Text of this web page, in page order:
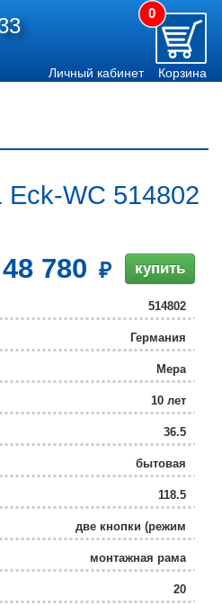
0
Личный кабинет Корзина
Eck-WC 514802
48 780 купить
514802
Германия
Mepa
10 лет
36.5
бытовая
118.5
две кнопки (режим
эконом)
монтажная рама
20